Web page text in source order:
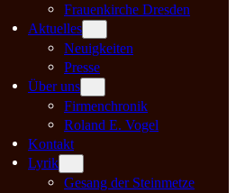
Frauenkirche Dresden
Aktuelles
Neuigkeiten
Presse
Über uns
Firmenchronik
Roland E. Vogel
Kontakt
Lyrik
Gesang der Steinmetze